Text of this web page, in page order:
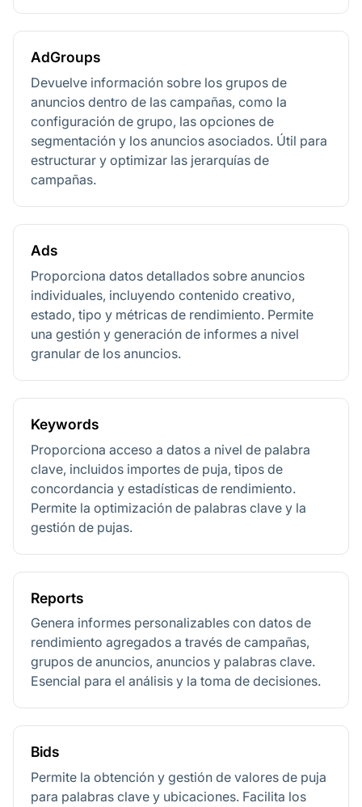
AdGroups
Devuelve información sobre los grupos de
anuncios dentro de las campañas, como la
configuración de grupo, las opciones de
segmentación y los anuncios asociados. Útil para
estructurar y optimizar las jerarquías de
campañas.
Ads
Proporciona datos detallados sobre anuncios
individuales, incluyendo contenido creativo,
estado, tipo y métricas de rendimiento. Permite
una gestión y generación de informes a nivel
granular de los anuncios.
Keywords
Proporciona acceso a datos a nivel de palabra
clave, incluidos importes de puja, tipos de
concordancia y estadísticas de rendimiento.
Permite la optimización de palabras clave y la
gestión de pujas.
Reports
Genera informes personalizables con datos de
rendimiento agregados a través de campañas,
grupos de anuncios, anuncios y palabras clave.
Esencial para el análisis y la toma de decisiones.
Bids
Permite la obtención y gestión de valores de puja
para palabras clave y ubicaciones. Facilita los